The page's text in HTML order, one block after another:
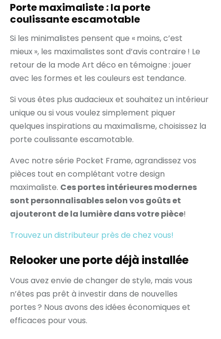
Porte maximaliste : la porte
coulissante escamotable
Si les minimalistes pensent que « moins, c’est
mieux », les maximalistes sont d’avis contraire ! Le
retour de la mode Art déco en témoigne : jouer
avec les formes et les couleurs est tendance.
Si vous êtes plus audacieux et souhaitez un intérieur
unique ou si vous voulez simplement piquer
quelques inspirations au maximalisme, choisissez la
porte coulissante escamotable.
Avec notre série Pocket Frame, agrandissez vos
pièces tout en complétant votre design
maximaliste. Ces portes intérieures modernes
sont personnalisables selon vos goûts et
ajouteront de la lumière dans votre pièce!
Trouvez un distributeur près de chez vous!
Relooker une porte déjà installée
Vous avez envie de changer de style, mais vous
n’êtes pas prêt à investir dans de nouvelles
portes ? Nous avons des idées économiques et
efficaces pour vous.